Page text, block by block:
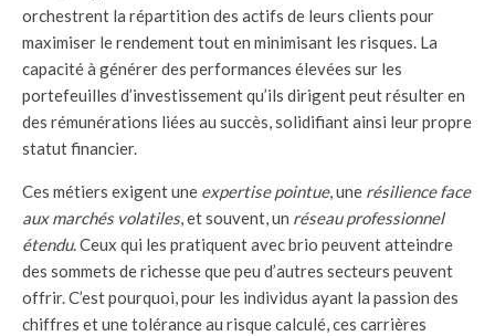
orchestrent la répartition des actifs de leurs clients pour
maximiser le rendement tout en minimisant les risques. La
capacité à générer des performances élevées sur les
portefeuilles d’investissement qu’ils dirigent peut résulter en
des rémunérations liées au succès, solidifiant ainsi leur propre
statut financier.
Ces métiers exigent une expertise pointue, une résilience face
aux marchés volatiles, et souvent, un réseau professionnel
étendu. Ceux qui les pratiquent avec brio peuvent atteindre
des sommets de richesse que peu d’autres secteurs peuvent
offrir. C’est pourquoi, pour les individus ayant la passion des
chiffres et une tolérance au risque calculé, ces carrières